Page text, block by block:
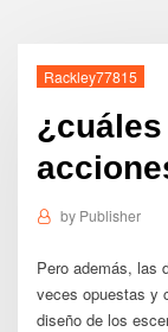
Rackley77815
by Publisher
Pero además, las
veces opuestas y
diseño de los